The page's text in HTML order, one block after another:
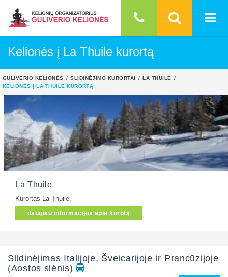
Kelionės į La Thuile kurortą
GULIVERIO KELIONĖS SLIDINĖJIMO KURORTAI
LA THUILE
KELIONĖS Į LA THUILE KURORTĄ
La Thuile
Kurortas La Thuile.
daugiau informacijos apie kurotą
Slidinėjimas Italijoje, Šveicarijoje ir Prancūzijoje
(Aostos slėnis)